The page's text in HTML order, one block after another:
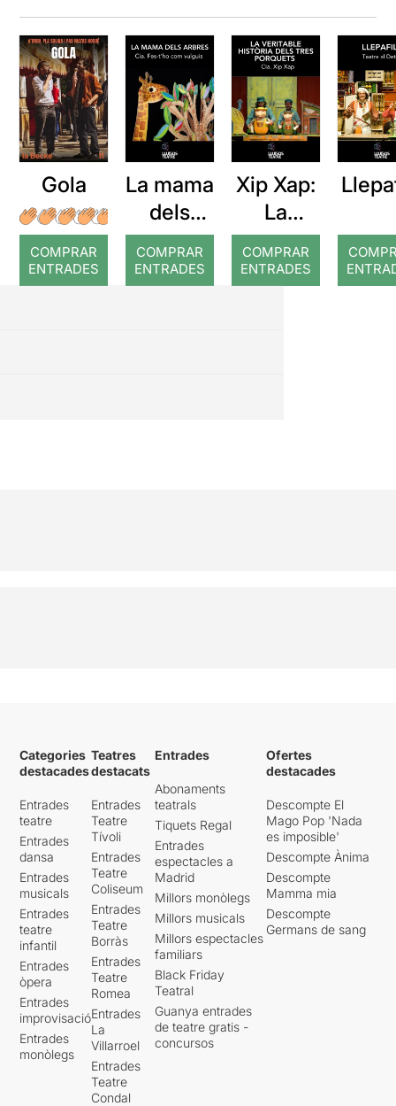
Gola
COMPRAR
ENTRADES
La mama
dels
arbres
COMPRAR
ENTRADES
Xip Xap:
La
veritable
història
dels tres
COMPRAR
ENTRADES
Categories
destacades
Entrades
teatre
Entrades
dansa
Entrades
musicals
Entrades
teatre
infantil
Entrades
òpera
Entrades
improvisació
Entrades
monòlegs
Teatres
destacats
Entrades
Teatre
Tívoli
Entrades
Teatre
Coliseum
Entrades
Teatre
Borràs
Entrades
Teatre
Romea
Entrades
La
Villarroel
Entrades
Teatre
Condal
Entrades
Abonaments
teatrals
Tiquets Regal
Entrades
espectacles a
Madrid
Millors monòlegs
Millors musicals
Millors espectacles
familiars
Black Friday
Teatral
Guanya entrades
de teatre gratis -
concursos
Ofertes
destacades
Descompte El
Mago Pop 'Nada
es imposible'
Descompte Ànima
Descompte
Mamma mia
Descompte
Germans de sang